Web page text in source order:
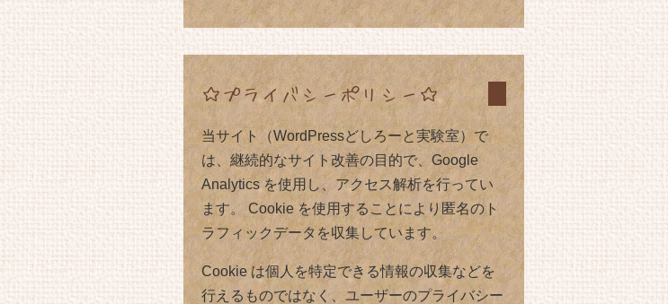
☆プライバシーポリシー☆
当サイト（WordPressどしろーと実験室）で
は、継続的なサイト改善の目的で、Google
Analytics を使用し、アクセス解析を行ってい
ます。 Cookie を使用することにより匿名のト
ラフィックデータを収集しています。
Cookie は個人を特定できる情報の収集などを
行えるものではなく、ユーザーのプライバシー